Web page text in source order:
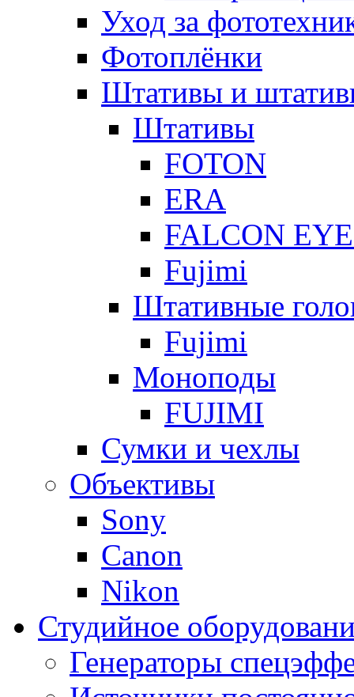
Уход за
Фотоплёнки
Штативы и
Штативы
FOTON
ERA
FALCON
Fujimi
Штативные
Fujimi
Моноподы
FUJIMI
Сумки и чехлы
Объективы
Sony
Canon
Nikon
Студийное
Генераторы